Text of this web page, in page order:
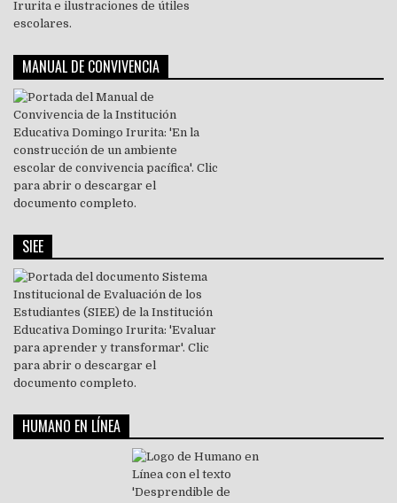
MANUAL DE CONVIVENCIA
SIEE
HUMANO EN LÍNEA